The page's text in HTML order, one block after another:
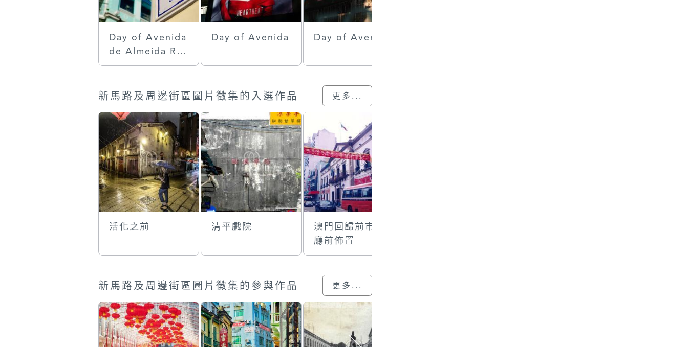
Day of Avenida
de Almeida Rib
eiro
Day of Avenida Day of Avenida
新馬路及周邊街區圖片徵集的入選作品 更多...
活化之前 清平戲院
澳門回歸前市政
廳前佈置
新馬路及周邊街區圖片徵集的參與作品 更多...